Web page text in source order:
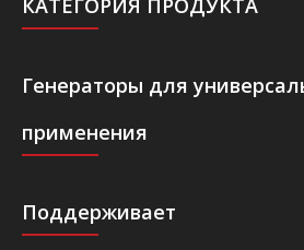
Генераторы для
применения
Поддерживает